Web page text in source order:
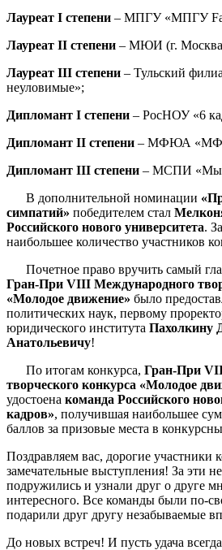
Лауреат I степени – МПГУ «МПГУ
Лауреат II степени – МЮИ (г.
Лауреат III степени – Тульский
неуловимые»;
Дипломант I степени – РосНОУ «6
Дипломант II степени – МФЮА
Дипломант III степени – МСПИ
В дополнительной номинации
симпатий» победителем стал
Российского нового университета.
наибольшее количество участников
Почетное право вручить самый
Гран-При VIII Международного
«Молодое движение» было
политических наук, первому
юридического института Пахолкину
Анатольевичу!
По итогам конкурса, Гран-При
творческого конкурса «Молодое
удостоена команда Российского
кадров», получившая наибольшее
баллов за призовые места в
Поздравляем вас, дорогие участники
замечательные выступления! За эти
подружились и узнали друг о друге
интересного. Все команды были по-
подарили друг другу незабываемые
До новых встреч! И пусть удача